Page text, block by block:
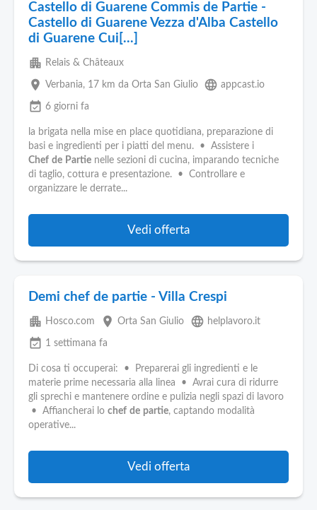
Castello di Guarene Commis de Partie -
Castello di Guarene Vezza d'Alba Castello
di Guarene Cui[...]
apartment Relais & Châteaux
place Verbania, 17 km da Orta San Giulio language appcast.io
event_available 6 giorni fa
la brigata nella mise en place quotidiana, preparazione di
basi e ingredienti per i piatti del menu. • Assistere i
Chef de Partie nelle sezioni di cucina, imparando tecniche
di taglio, cottura e presentazione. • Controllare e
organizzare le derrate...
Vedi offerta
Demi chef de partie - Villa Crespi
apartment Hosco.com place Orta San Giulio language helplavoro.it
event_available 1 settimana fa
Di cosa ti occuperai: • Preparerai gli ingredienti e le
materie prime necessaria alla linea • Avrai cura di ridurre
gli sprechi e mantenere ordine e pulizia negli spazi di lavoro
• Affiancherai lo chef de partie, captando modalità
operative...
Vedi offerta